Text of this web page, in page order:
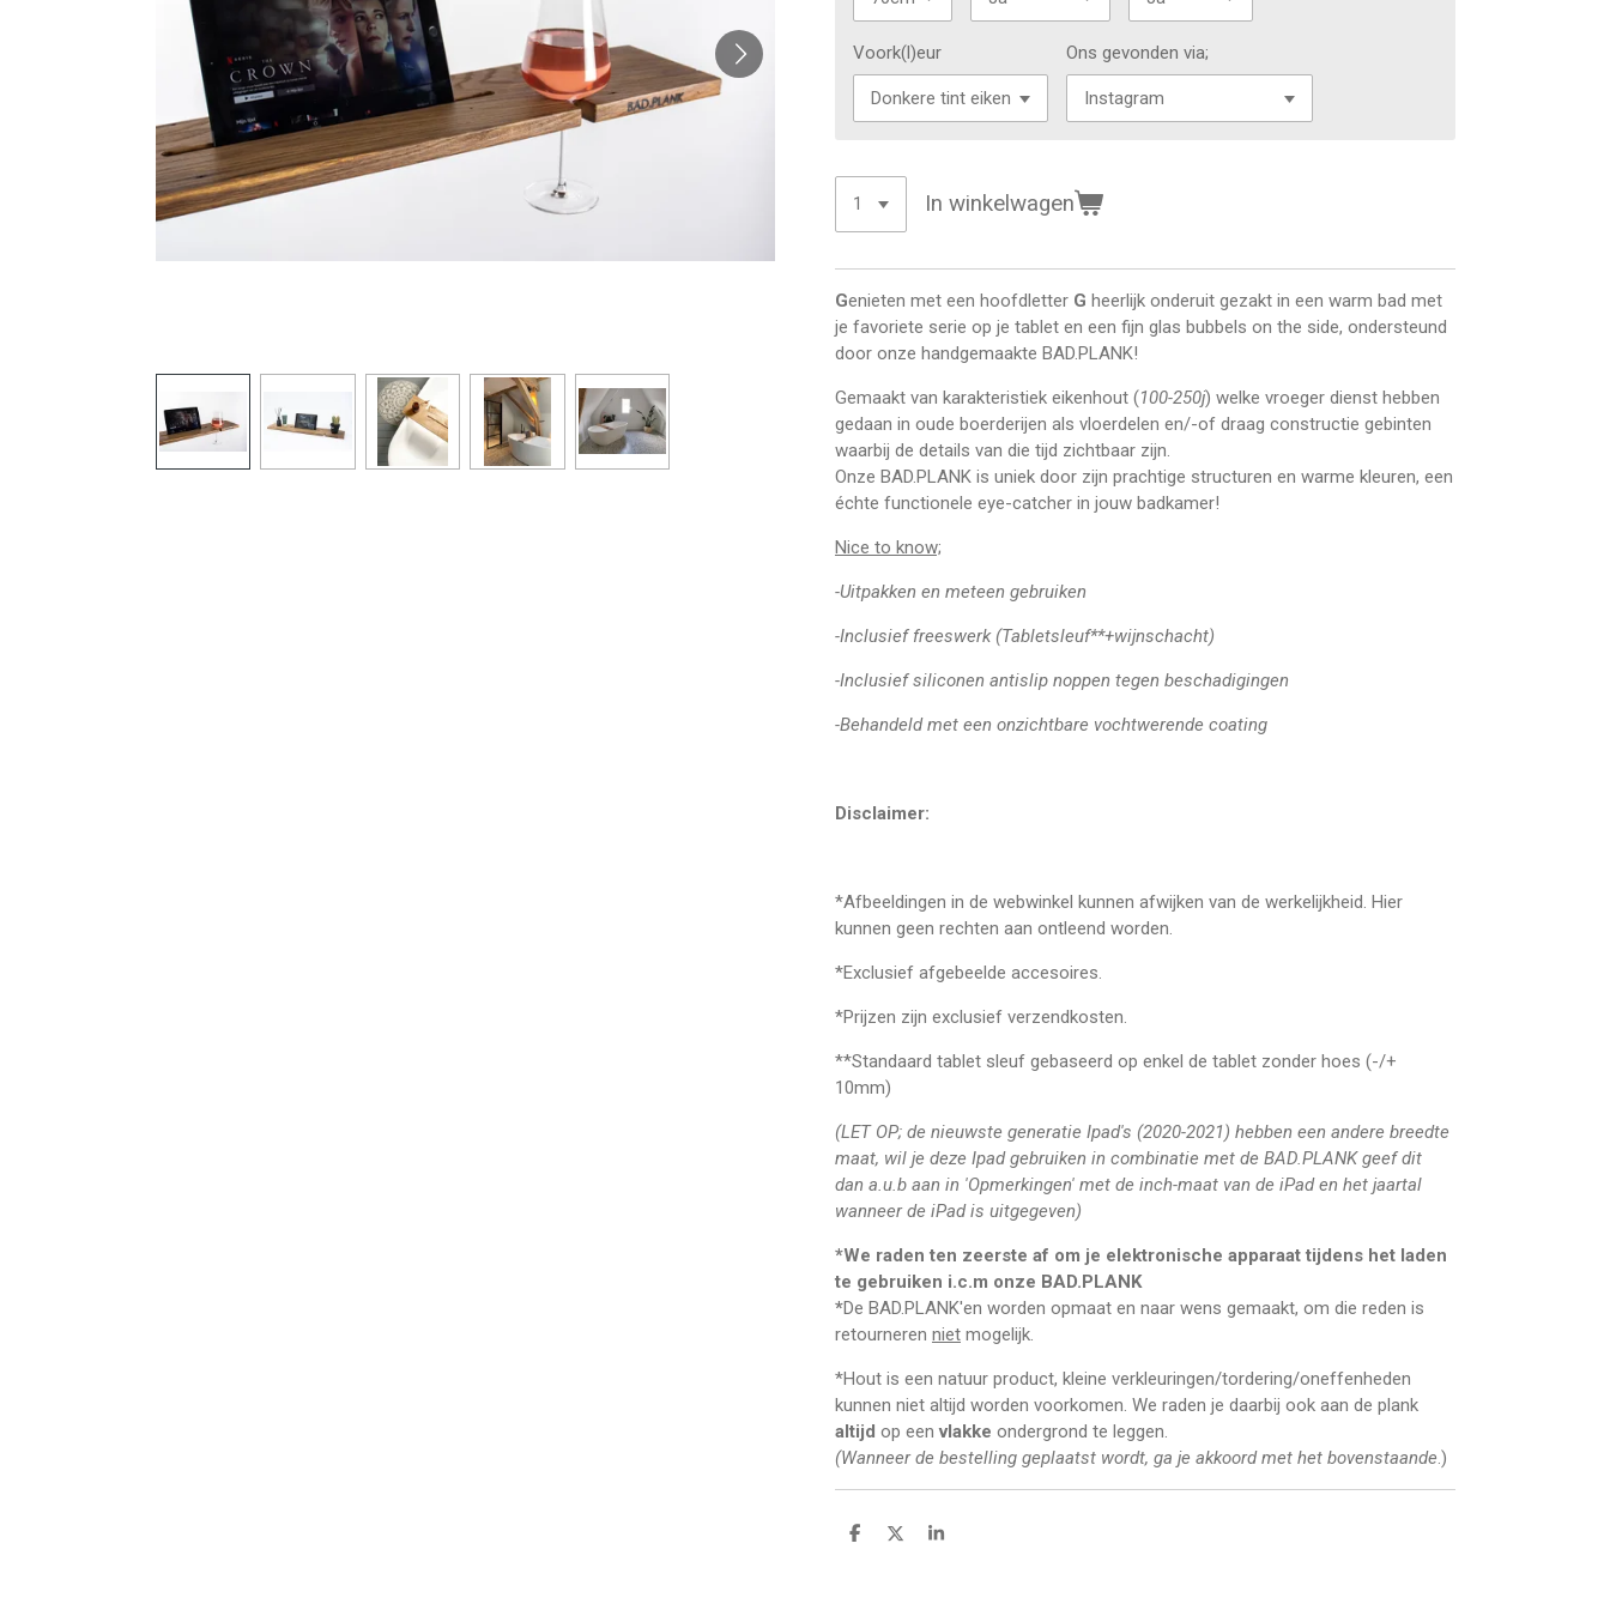
Voork(l)eur Ons gevonden via;
In winkelwagen
Genieten met een hoofdletter G heerlijk onderuit gezakt in een warm bad met
je favoriete serie op je tablet en een fijn glas bubbels on the side, ondersteund
door onze handgemaakte BAD.PLANK!
Gemaakt van karakteristiek eikenhout (100-250j) welke vroeger dienst hebben
gedaan in oude boerderijen als vloerdelen en/-of draag constructie gebinten
waarbij de details van die tijd zichtbaar zijn.
Onze BAD.PLANK is uniek door zijn prachtige structuren en warme kleuren, een
échte functionele eye-catcher in jouw badkamer!
Nice to know;
-Uitpakken en meteen gebruiken
-Inclusief freeswerk (Tabletsleuf**+wijnschacht)
-Inclusief siliconen antislip noppen tegen beschadigingen
-Behandeld met een onzichtbare vochtwerende coating
Disclaimer:
*Afbeeldingen in de webwinkel kunnen afwijken van de werkelijkheid. Hier
kunnen geen rechten aan ontleend worden.
*Exclusief afgebeelde accesoires.
*Prijzen zijn exclusief verzendkosten.
**Standaard tablet sleuf gebaseerd op enkel de tablet zonder hoes (-/+
10mm)
(LET OP; de nieuwste generatie Ipad's (2020-2021) hebben een andere breedte
maat, wil je deze Ipad gebruiken in combinatie met de BAD.PLANK geef dit
dan a.u.b aan in 'Opmerkingen' met de inch-maat van de iPad en het jaartal
wanneer de iPad is uitgegeven)
*We raden ten zeerste af om je elektronische apparaat tijdens het laden
te gebruiken i.c.m onze BAD.PLANK
*De BAD.PLANK'en worden opmaat en naar wens gemaakt, om die reden is
retourneren niet mogelijk.
*Hout is een natuur product, kleine verkleuringen/tordering/oneffenheden
kunnen niet altijd worden voorkomen. We raden je daarbij ook aan de plank
altijd op eenvlakke ondergrond te leggen.
(Wanneer de bestelling geplaatst wordt, ga je akkoord met het bovenstaande.)
D
D
S